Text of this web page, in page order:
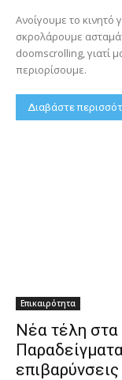
Ανοίγουμε το κινητό
σκρολάρουμε
doomscrolling, γιατί
περιορίσουμε.
Διαβάστε
Επικαιρότητα
Νέα τέλη στα
επιβαρύνσεις